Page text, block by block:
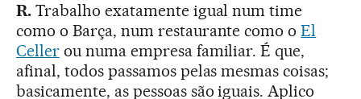
R.Trabalho exatamente igual num time
como o Barça, num restaurante como oEl
Cellerou numa empresa familiar. É que,
afinal, todos passamos pelas mesmas coisas;
basicamente, as pessoas são iguais. Aplico